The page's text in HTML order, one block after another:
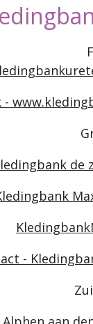
-
de
-